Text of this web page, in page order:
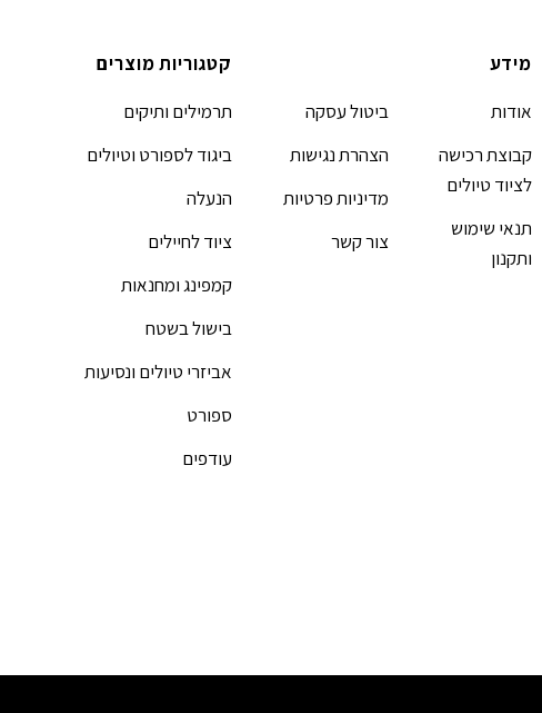
מידע
אודות
קבוצת רכישה
לציוד טיולים
תנאי שימוש
ותקנון
ביטול עסקה
הצהרת נגישות
מדיניות פרטיות
צור קשר
קטגוריות מוצרים
תרמילים ותיקים
ביגוד לספורט וטיולים
הנעלה
ציוד לחיילים
קמפינג ומחנאות
בישול בשטח
אביזרי טיולים ונסיעות
ספורט
עודפים